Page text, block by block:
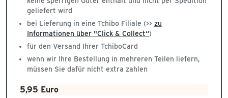
geliefert wird
bei Lieferung in eine Tchibo Filiale (>> zu
Informationen über "Click & Collect“)
für den Versand Ihrer TchiboCard
wenn wir Ihre Bestellung in mehreren Teilen liefern,
müssen Sie dafür nicht extra zahlen
5,95 Euro